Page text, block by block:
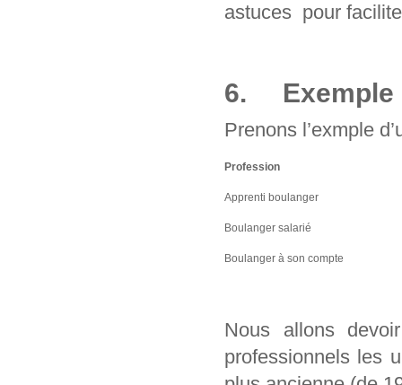
astuces pour
6. Exemple
Prenons l’exmple
Profession
Apprenti boulanger
Boulanger salarié
Boulanger à son compte
Nous allons
professionnels les